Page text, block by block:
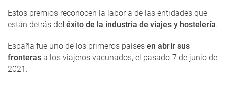
Estos premios reconocen la labor a de las entidades que
están detrás del éxito de la industria de viajes y hostelería.
España fue uno de los primeros países en abrir sus
fronteras a los viajeros vacunados, el pasado 7 de junio de
2021.